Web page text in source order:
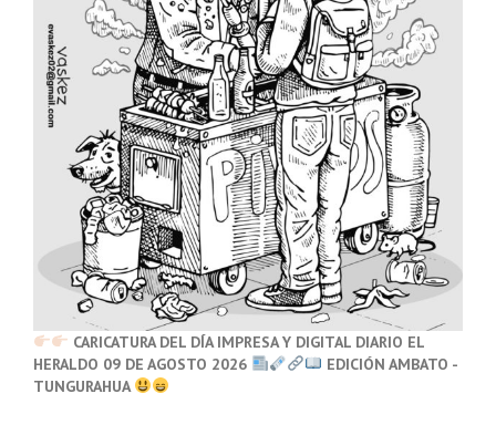
CARICATURA DEL DÍA IMPRESA Y DIGITAL DIARIO EL
HERALDO 09 DE AGOSTO 2026
EDICIÓN AMBATO -
TUNGURAHUA